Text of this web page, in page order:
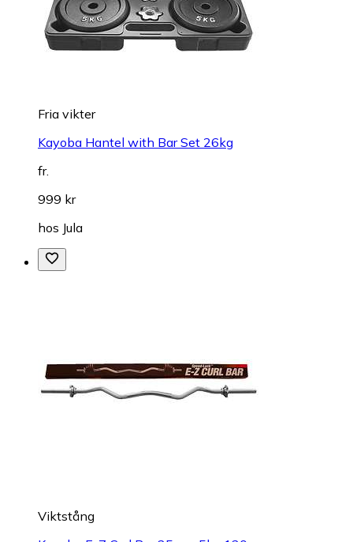
Fria vikter
Kayoba Hantel with Bar Set 26kg
fr.
999 kr
hos Jula
Viktstång